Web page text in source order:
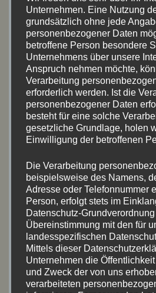
Name*
E-Mail-Adresse*
Website
Unternehmen. Eine Nutzung
grundsätzlich ohne jede
personenbezogener Daten
betroffene Person besondere
Unternehmens über unsere
Anspruch nehmen möchte,
Verarbeitung
erforderlich werden. Ist die
personenbezogener Daten
besteht für eine solche
gesetzliche Grundlage, holen
Einwilligung der betroffenen
Die Verarbeitung
beispielsweise des Namens,
Adresse oder Telefonnummer
Person, erfolgt stets im
Datenschutz-
Übereinstimmung mit den für
landesspezifischen
Mittels dieser
Unternehmen die
und Zweck der von uns
verarbeiteten